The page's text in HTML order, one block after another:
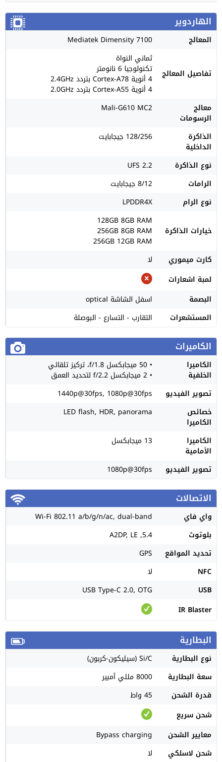
الهاردوير
المعالج Mediatek Dimensity 7100
تفاصيل المعالج
ثماني النواة
تكنولوجيا 6 نانومتر
4 أنوية Cortex-A78 بتردد 2.4GHz
4 أنوية Cortex-A55 بتردد 2.0GHz
معالج
الرسومات
Mali-G610 MC2
الذاكرة
الداخلية
128/256 جيجابايت
نوع الذاكرة
UFS 2.2
الرامات
8/12 جيجابايت
نوع الرام
LPDDR4X
خيارات الذاكرة
128GB 8GB RAM
256GB 8GB RAM
256GB 12GB RAM
كارت ميموري
لا
لمبة اشعارات
البصمة
اسفل الشاشة optical
المستشعرات
التقارب - التسارع - البوصلة
الكاميرات
الكاميرا
الخلفية
• 50 ميجابكسل f/1.8، تركيز تلقائي
• 2 ميجابكسل f/2.2 لتحديد العمق
تصوير الفيديو
1440p@30fps, 1080p@30fps
خصائص
الكاميرا
LED flash, HDR, panorama
الكاميرا
الأمامية
13 ميجابكسل
تصوير الفيديو 1080p@30fps
الاتصالات
واي فاي
Wi-Fi 802.11 a/b/g/n/ac, dual-band
بلوتوث
5.4, A2DP, LE
تحديد المواقع
GPS
NFC
لا
USB
USB Type-C 2.0, OTG
IR Blaster
البطارية
نوع البطارية
Si/C (سيليكون-كربون)
سعة البطارية
8000 مللي أمبير
قدرة الشحن
45 واط
شحن سريع
معايير الشحن
Bypass charging
شحن لاسلكي
لا